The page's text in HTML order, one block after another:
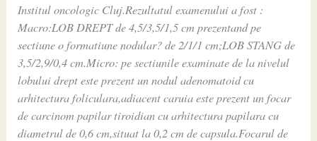
Institul oncologic Cluj.Rezultatul examenului a fost :
Macro:LOB DREPT de 4,5/3,5/1,5 cm prezentand pe
sectiune o formatiune nodular? de 2/1/1 cm;LOB STANG de
3,5/2,9/0,4 cm.Micro: pe sectiunile examinate de la nivelul
lobului drept este prezent un nodul adenomatoid cu
arhitectura foliculara,adiacent caruia este prezent un focar
de carcinom papilar tiroidian cu arhitectura papilara cu
diametrul de 0,6 cm,situat la 0,2 cm de capsula.Focarul de